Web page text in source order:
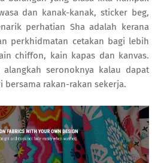
dan kanak-kanak, sticker beg,
perhatian Sha adalah kerana
perkhidmatan cetakan bagi lebih
chiffon, kain kapas dan kanvas.
alangkah seronoknya kalau dapat
bersama rakan-rakan sekerja.